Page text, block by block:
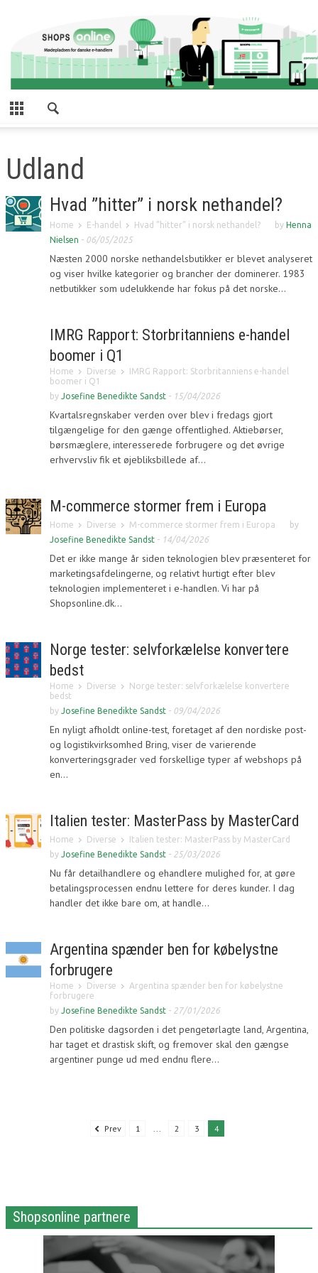
Udland
Hvad ”hitter” i norsk nethandel?
Home E-handel Hvad ”hitter” i norsk nethandel? by Henna
Nielsen - 06/05/2025
Næsten 2000 norske nethandelsbutikker er blevet analyseret
og viser hvilke kategorier og brancher der dominerer. 1983
netbutikker som udelukkende har fokus på det norske...
IMRG Rapport: Storbritanniens e-handel
boomer i Q1
Home Diverse
IMRG Rapport: Storbritanniens e-handel
boomer i Q1
by Josefine Benedikte Sandst - 15/04/2026
Kvartalsregnskaber verden over blev i fredags gjort
tilgængelige for den gænge offentlighed. Aktiebørser,
børsmæglere, interesserede forbrugere og det øvrige
erhvervsliv fik et øjebliksbillede af...
M-commerce stormer frem i Europa
Home Diverse M-commerce stormer frem i Europa
by
Josefine Benedikte Sandst - 14/04/2026
Det er ikke mange år siden teknologien blev præsenteret for
marketingsafdelingerne, og relativt hurtigt efter blev
teknologien implementeret i e-handlen. Vi har på
Shopsonline.dk...
Norge tester: selvforkælelse konvertere
bedst
Home Diverse
Norge tester: selvforkælelse konvertere
bedst
by Josefine Benedikte Sandst - 09/04/2026
En nyligt afholdt online-test, foretaget af den nordiske post-
og logistikvirksomhed Bring, viser de varierende
konverteringsgrader ved forskellige typer af webshops på
en...
Italien tester: MasterPass by MasterCard
Home Diverse
Italien tester: MasterPass by MasterCard
by Josefine Benedikte Sandst - 25/03/2026
Nu får detailhandlere og ehandlere mulighed for, at gøre
betalingsprocessen endnu lettere for deres kunder. I dag
handler det ikke bare om, at handle...
Argentina spænder ben for købelystne
forbrugere
Home Diverse
Argentina spænder ben for købelystne
forbrugere
by Josefine Benedikte Sandst - 27/01/2026
Den politiske dagsorden i det pengetørlagte land, Argentina,
har taget et drastisk skift, og fremover skal den gængse
argentiner punge ud med endnu flere...
Prev 1 2 3 4
Shopsonline partnere